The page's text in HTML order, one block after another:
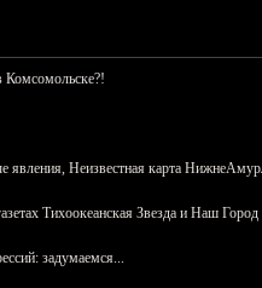
Комсомольске?!
Неизвестная карта
Тихоокеанская Звезда и Наш
задумаемся...